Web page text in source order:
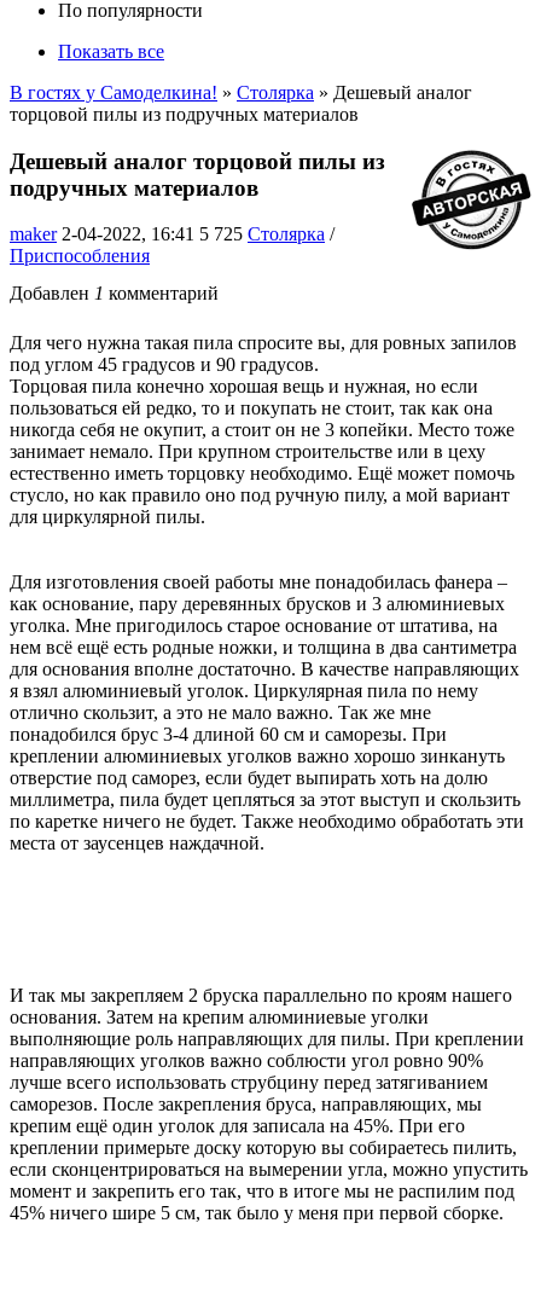
По популярности
Показать все
В гостях у Самоделкина! » Столярка » Дешевый аналог
торцовой пилы из подручных материалов
Дешевый аналог торцовой пилы из
подручных материалов
maker 2-04-2022, 16:41 5 725 Столярка /
Приспособления
Добавлен 1 комментарий
Для чего нужна такая пила спросите вы, для ровных запилов
под углом 45 градусов и 90 градусов.
Торцовая пила конечно хорошая вещь и нужная, но если
пользоваться ей редко, то и покупать не стоит, так как она
никогда себя не окупит, а стоит он не 3 копейки. Место тоже
занимает немало. При крупном строительстве или в цеху
естественно иметь торцовку необходимо. Ещё может помочь
стусло, но как правило оно под ручную пилу, а мой вариант
для циркулярной пилы.
Для изготовления своей работы мне понадобилась фанера –
как основание, пару деревянных брусков и 3 алюминиевых
уголка. Мне пригодилось старое основание от штатива, на
нем всё ещё есть родные ножки, и толщина в два сантиметра
для основания вполне достаточно. В качестве направляющих
я взял алюминиевый уголок. Циркулярная пила по нему
отлично скользит, а это не мало важно. Так же мне
понадобился брус 3-4 длиной 60 см и саморезы. При
креплении алюминиевых уголков важно хорошо зинкануть
отверстие под саморез, если будет выпирать хоть на долю
миллиметра, пила будет цепляться за этот выступ и скользить
по каретке ничего не будет. Также необходимо обработать эти
места от заусенцев наждачной.
И так мы закрепляем 2 бруска параллельно по кроям нашего
основания. Затем на крепим алюминиевые уголки
выполняющие роль направляющих для пилы. При креплении
направляющих уголков важно соблюсти угол ровно 90%
лучше всего использовать струбцину перед затягиванием
саморезов. После закрепления бруса, направляющих, мы
крепим ещё один уголок для записала на 45%. При его
креплении примерьте доску которую вы собираетесь пилить,
если сконцентрироваться на вымерении угла, можно упустить
момент и закрепить его так, что в итоге мы не распилим под
45% ничего шире 5 см, так было у меня при первой сборке.